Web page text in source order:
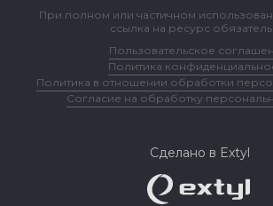
При полном или частичном
ссылка на ресурс
Пользовательское
Политика
Политика в отношении обработки
Согласие на обработку
Сделано в Extyl